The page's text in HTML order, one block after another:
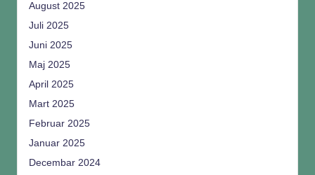
August 2025
Juli 2025
Juni 2025
Maj 2025
April 2025
Mart 2025
Februar 2025
Januar 2025
Decembar 2024